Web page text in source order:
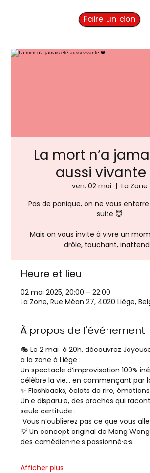
Faire un don
La mort n’a
aussi
ven. 02 mai
  |
La Zone
Pas de panique, on ne vous
suite 😇
Mais on vous invite à vivre un
drôle, touchant,
Heure et lieu
02 mai 2025, 20:00 – 22:00
La Zone, Rue Méan 27, 4020 Liège,
À propos de l'événement
🎭 Le 2 mai  à 20h, découvrez
a la zone à Liège :
Un spectacle d’improvisation 100%
célèbre la vie… en commençant par
✨ Flashbacks, éclats de rire,
Un·e disparu·e, des proches qui
seule certitude :
Vous n’oublierez pas ce que vous
💡 Un concept original de Meng
des comédien·ne·s passionné·e·s.
Afficher plus